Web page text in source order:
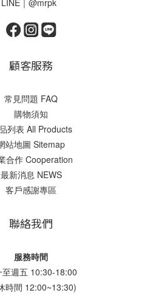
LINE｜@mrpk
顧客服務
常見問題 FAQ
購物須知
列表 All Products
站地圖 Sitemap
合作 Cooperation
最新消息 NEWS
客戶感謝專區
聯絡我們
服務時間
至週五 10:30-18:00
時間 12:00~13:30)